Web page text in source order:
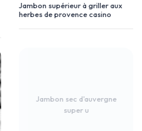
Jambon supérieur à griller aux
herbes de provence casino
Jambon sec d'auvergne
super u